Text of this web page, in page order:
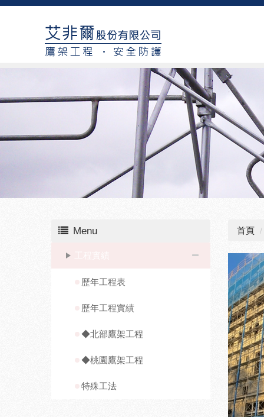
Menu
歷年工程表
歷年工程實績
◆北部鷹架工程
◆桃園鷹架工程
特殊工法
首頁